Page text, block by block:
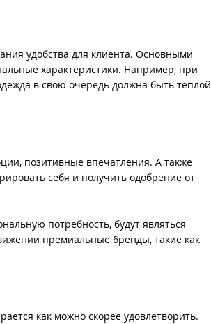
удобства для клиента. Основными
характеристики. Например, при
в свою очередь должна быть теплой
позитивные впечатления. А также
себя и получить одобрение от
потребность, будут являться
премиальные бренды, такие как
как можно скорее удовлетворить.